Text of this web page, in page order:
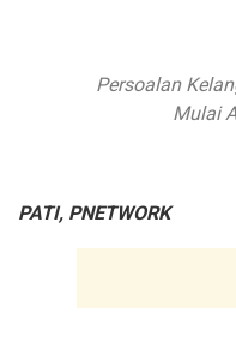
Persoalan
Mulai
PATI, PNETWORK